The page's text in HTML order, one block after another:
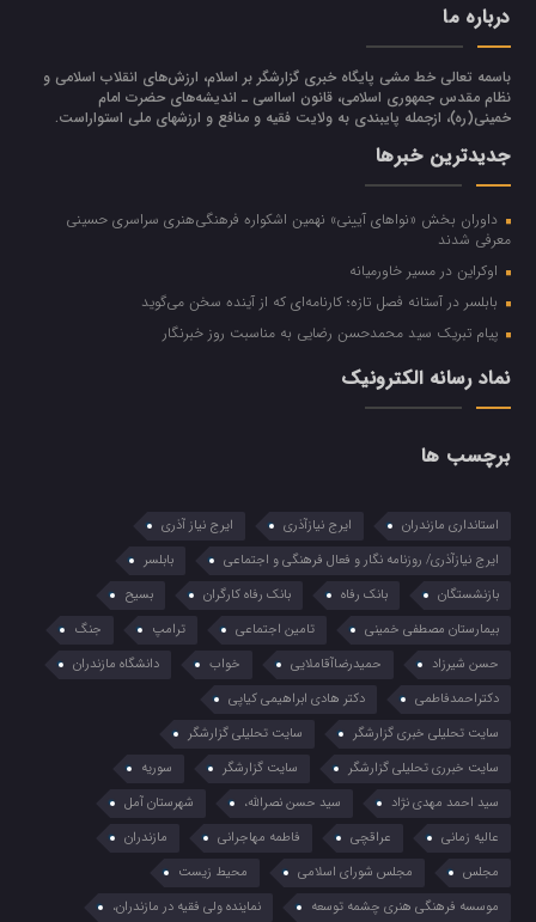
درباره ما
باسمه تعالی خط مشی پایگاه خبری گزارشگر بر اسلام، ارزش‌هاي انقلاب اسلامي و
نظام مقدس جمهوري اسلامي، قانون اسااسی ـ انديشه‌هاي حضرت امام
خميني(ره)، ازجمله پایبندی به ولايت فقيه و منافع و ارزشهاي ملي استواراست.
جدیدترین خبرها
داوران بخش «نواهای آیینی» نهمین اشکواره فرهنگی‌هنری سراسری حسینی
معرفی شدند
اوکراین در مسیر خاورمیانه
بابلسر در آستانه فصل تازه؛ کارنامه‌ای که از آینده سخن می‌گوید
پیام تبریک سید محمدحسن رضایی به مناسبت روز خبرنگار
نماد رسانه الکترونیک
برچسب ها
استانداری مازندران ایرج نیازآذری
ایرج نیاز آذری
ایرج نیازآذری/ روزنامه نگار و فعال فرهنگی و اجتماعی
بابلسر
بازنشستگان
بانک رفاه بانک رفاه کارگران
بسیح
بیمارستان مصطفی خمینی
تامین اجتماعی ترامپ
جنگ
حسن شیرزاد
حمیدرضاآقاملایی خواب
دانشگاه مازندران
دکتراحمدفاطمی
دکتر هادی ابراهیمی کیاپی
سایت تحلیلی خبری گزارشگر
سایت تحلیلی گزارشگر
سایت خبرری تحلیلی گزارشگر
سایت گزارشگر
سوریه
سید احمد مهدی نژاد
سید حسن نصرالله،
شهرستان آمل
عالیه زمانی
عراقچی فاطمه مهاجرانی
مازندران
مجلس
مجلس شورای اسلامی
محیط زیست
موسسه فرهنگی هنری چشمه توسعه
نماینده ولی فقیه در مازندران،